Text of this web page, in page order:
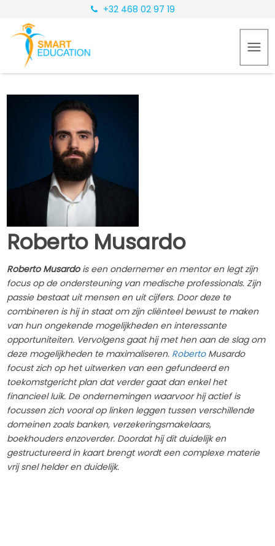
+32 468 02 97 19
Roberto Musardo
Roberto Musardois een ondernemer en mentor en legt zijn
focus op de ondersteuning van medische professionals. Zijn
passie bestaat uit mensen en uit cijfers. Door deze te
combineren is hij in staat om zijn cliënteel bewust te maken
van hun ongekende mogelijkheden en interessante
opportuniteiten. Vervolgens gaat hij met hen aan de slag om
deze mogelijkheden te maximaliseren. RobertoMusardo
focust zich op het uitwerken van een gefundeerd en
toekomstgericht plan dat verder gaat dan enkel het
financieel luik. De ondernemingen waarvoor hij actief is
focussen zich vooral op linken leggen tussen verschillende
domeinen zoals banken, verzekeringsmakelaars,
boekhouders enzoverder. Doordat hij dit duidelijk en
gestructureerd in kaart brengt wordt een complexe materie
vrij snel helder en duidelijk.